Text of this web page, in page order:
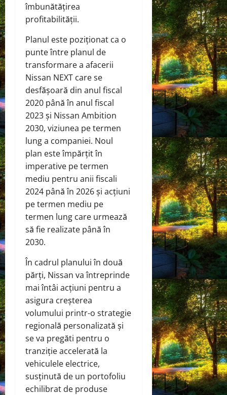
îmbunătățirea
profitabilității.
Planul este poziționat ca o
punte între planul de
transformare a afacerii
Nissan NEXT care se
desfășoară din anul fiscal
2020 până în anul fiscal
2023 și Nissan Ambition
2030, viziunea pe termen
lung a companiei. Noul
plan este împărțit în
imperative pe termen
mediu pentru anii fiscali
2024 până în 2026 și acțiuni
pe termen mediu pe
termen lung care urmează
să fie realizate până în
2030.
În cadrul planului în două
părți, Nissan va întreprinde
mai întâi acțiuni pentru a
asigura creșterea
volumului printr-o strategie
regională personalizată și
se va pregăti pentru o
tranziție accelerată la
vehiculele electrice,
susținută de un portofoliu
echilibrat de produse